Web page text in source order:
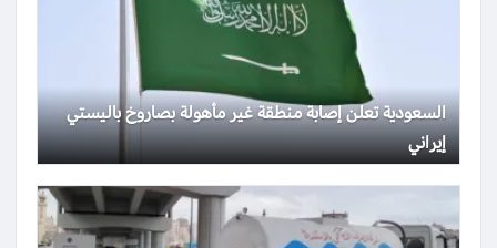
السعودية تعلن إصابة منطقة غير مأهولة بصاروخ باليستي
إيراني